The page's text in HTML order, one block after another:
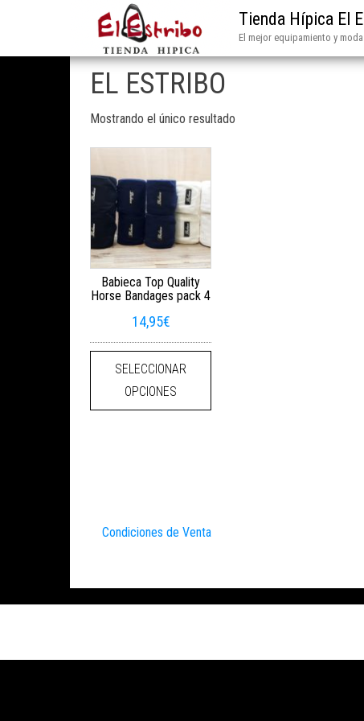
Tienda Hípica El
El mejor equipamiento y
EL ESTRIBO
Mostrando el único resultado
Babieca Top Quality
Horse Bandages pack 4
14,95€
SELECCIONAR
OPCIONES
Este producto tiene múltiples
Condiciones de Venta